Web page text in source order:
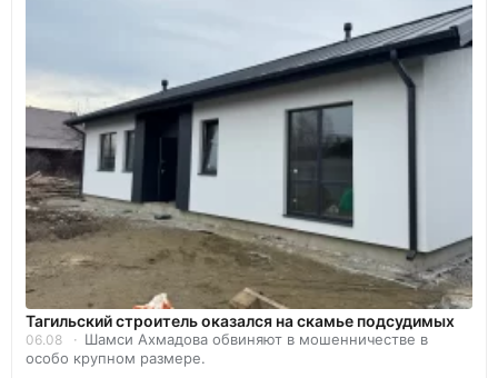
Тагильский строитель оказался на скамье подсудимых
06.08
Шамси Ахмадова обвиняют в мошенничестве в
особо крупном размере.